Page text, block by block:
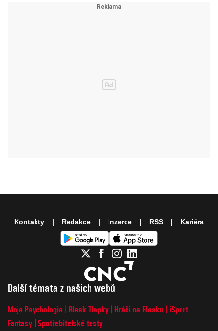
Další témata z našich webů
Moje Psychologie Blesk Tlapky Hráči na Blesku
iSport
Fantasy Spotřebitelské testy
Kontakty Redakce Inzerce RSS Kariéra